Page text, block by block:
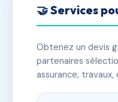
🤝 Services
Obtenez un devis
partenaires
assurance, travaux,